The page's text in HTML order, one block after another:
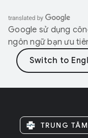
Google sử dụng
ngôn ngữ bạn ưu
TRUNG